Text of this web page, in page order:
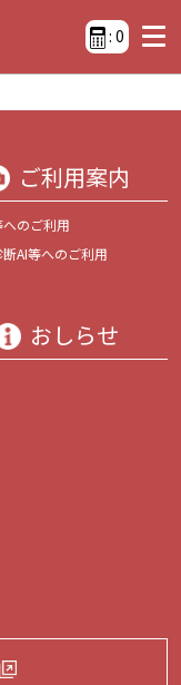
: 0
ご利用案内
のご利用
AI等へのご利用
おしらせ